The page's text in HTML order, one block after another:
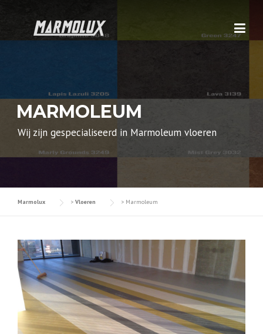
MARMOLEUM
Wij zijn gespecialiseerd in Marmoleum vloeren
Marmolux > Vloeren > Marmoleum